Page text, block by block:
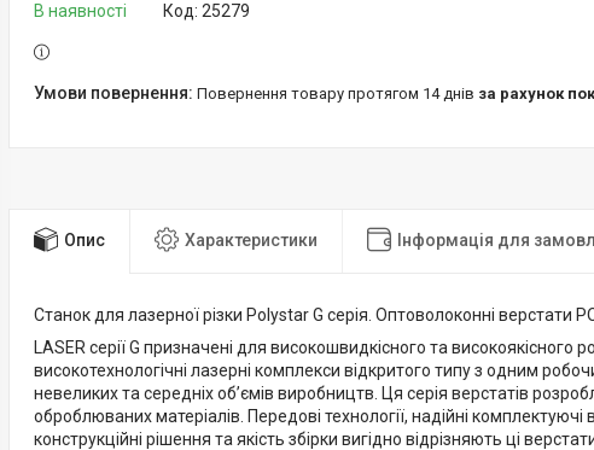
В наявності Код: 25279
повернення товару протягом 14 днів за рахунок
Опис Характеристики Інформація для
Станок для лазерної різки Polystar G серія. Оптоволоконні верстати
LASER серії G призначені для високошвидкісного та високоякісного
високотехнологічні лазерні комплекси відкритого типу з одним
невеликих та середніх об’ємів виробництв. Ця серія верстатів
оброблюваних матеріалів. Передові технології, надійні комплектуючі
конструкційні рішення та якість збірки вигідно відрізняють ці